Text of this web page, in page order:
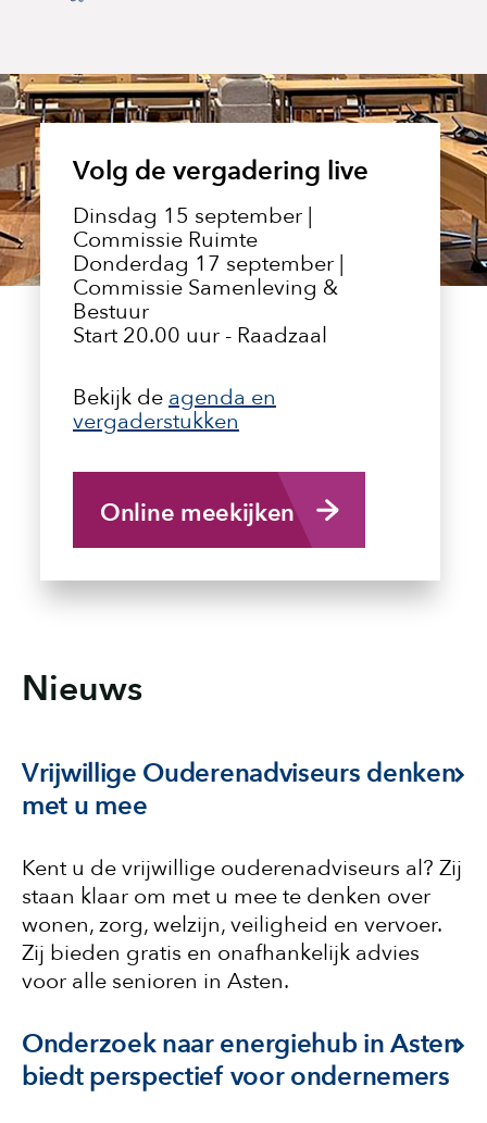
Volg de vergadering live
Dinsdag 15 september |
Commissie Ruimte
Donderdag 17 september |
Commissie Samenleving &
Bestuur
Start 20.00 uur - Raadzaal
Bekijk de agenda en
vergaderstukken
Online meekijken
Nieuws
Vrijwillige Ouderenadviseurs denken
met u mee
Kent u de vrijwillige ouderenadviseurs al? Zij
staan klaar om met u mee te denken over
wonen, zorg, welzijn, veiligheid en vervoer.
Zij bieden gratis en onafhankelijk advies
voor alle senioren in Asten.
Onderzoek naar energiehub in Asten
biedt perspectief voor ondernemers